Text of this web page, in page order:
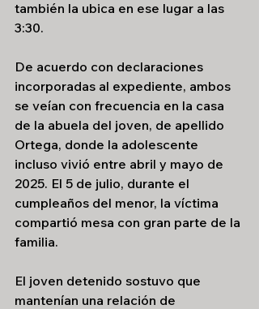
también la ubica en ese lugar a las
3:30.
De acuerdo con declaraciones
incorporadas al expediente, ambos
se veían con frecuencia en la casa
de la abuela del joven, de apellido
Ortega, donde la adolescente
incluso vivió entre abril y mayo de
2025. El 5 de julio, durante el
cumpleaños del menor, la víctima
compartió mesa con gran parte de la
familia.
El joven detenido sostuvo que
mantenían una relación de